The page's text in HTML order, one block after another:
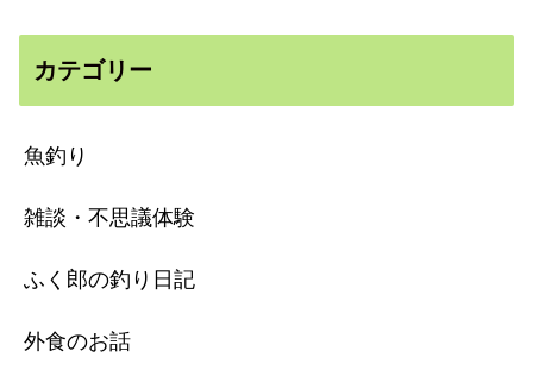
カテゴリー
魚釣り
雑談・不思議体験
ふく郎の釣り日記
外食のお話